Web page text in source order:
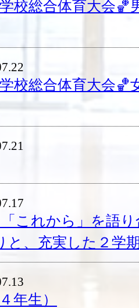
校総合体育大会🏀
校総合体育大会🏀
「これから」を語
と、充実した２学
年生）